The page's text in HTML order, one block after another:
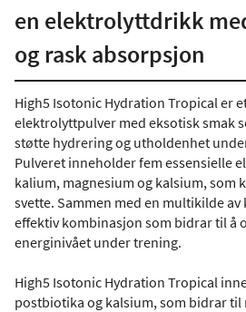
en elektrolyttdrikk
og rask absorpsjon
High5 Isotonic Hydration Tropical er
elektrolyttpulver med eksotisk smak
støtte hydrering og utholdenhet
Pulveret inneholder fem essensielle
kalium, magnesium og kalsium, som
svette. Sammen med en multikilde
effektiv kombinasjon som bidrar til å
energinivået under trening.
High5 Isotonic Hydration Tropical
postbiotika og kalsium, som bidrar til